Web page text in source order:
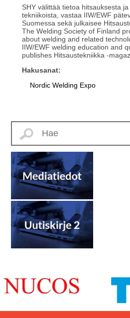
SHY välittää tietoa hitsauksesta
tekniikoista, vastaa IIW/EWF
Suomessa sekä julkaisee
The Welding Society of Finland
about welding and related
IIW/EWF welding education and
publishes Hitsaustekniikka -
Hakusanat:
Nordic Welding Expo